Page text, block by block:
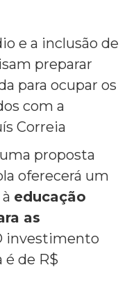
e a inclusão de
preparar
para ocupar os
com a
Correia
proposta
oferecerá um
educação
as
investimento
é de R$